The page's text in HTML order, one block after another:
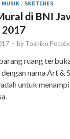
MUSIK / SKETCHES
di BNI
2017
- by Toshiko
ruang
nama Art &
untuk